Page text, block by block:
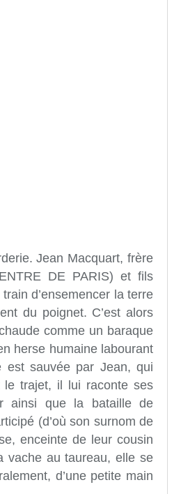
Jean Macquart, frère
DE PARIS) et fils
d’ensemencer la terre
du poignet. C’est alors
comme un baraque
herse humaine labourant
est sauvée par Jean, qui
le trajet, il lui raconte ses
ainsi que la bataille de
(d’où son surnom de
enceinte de leur cousin
vache au taureau, elle se
d’une petite main